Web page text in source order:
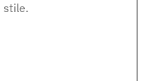
stile.